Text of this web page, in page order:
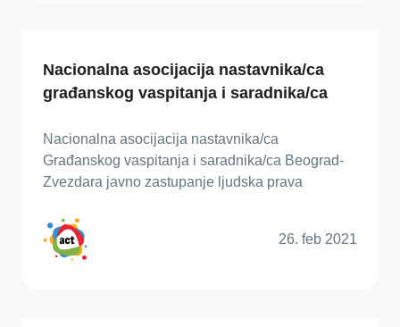
Nacionalna asocijacija nastavnika/ca
građanskog vaspitanja i saradnika/ca
Nacionalna asocijacija nastavnika/ca
Građanskog vaspitanja i saradnika/ca Beograd-
Zvezdara javno zastupanje ljudska prava
26. feb 2021